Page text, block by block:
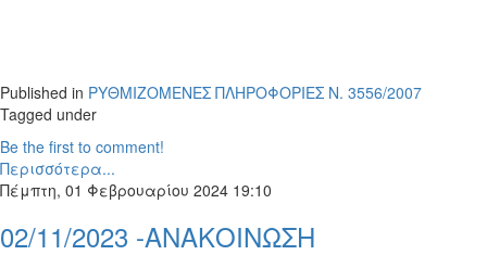
Published in ΡΥΘΜΙΖΟΜΕΝΕΣ ΠΛΗΡΟΦΟΡΙΕΣ Ν. 3556/2007
Tagged under
Be the first to comment!
Περισσότερα...
Πέμπτη, 01 Φεβρουαρίου 2024 19:10
02/11/2023 -ΑΝΑΚΟΙΝΩΣΗ